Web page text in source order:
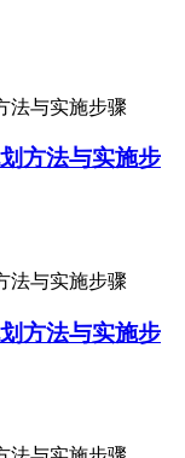
方法与实施步
方法与实施步